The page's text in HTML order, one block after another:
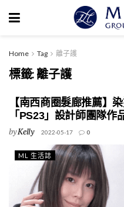
Home Tag 離子護
標籤: 離子護
【南西商圈髮廊推薦】
「PS23」設計師團隊作
byKelly 2022-05-17 0
ML 生活誌